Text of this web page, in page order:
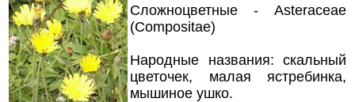
Сложноцветные - Asteraceae
(Compositae)
Народные названия: скальный
цветочек, малая ястребинка,
мышиное ушко.